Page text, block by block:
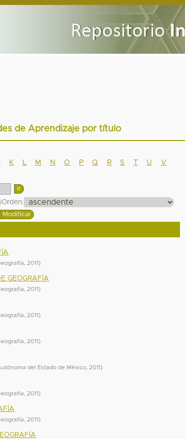
de Aprendizaje por título
K M N O P Q R S T U
V
Orden:
2011)
GEOGRAFÍA
2011)
2011)
2011)
del Estado de México 2011)
2011)
2011)